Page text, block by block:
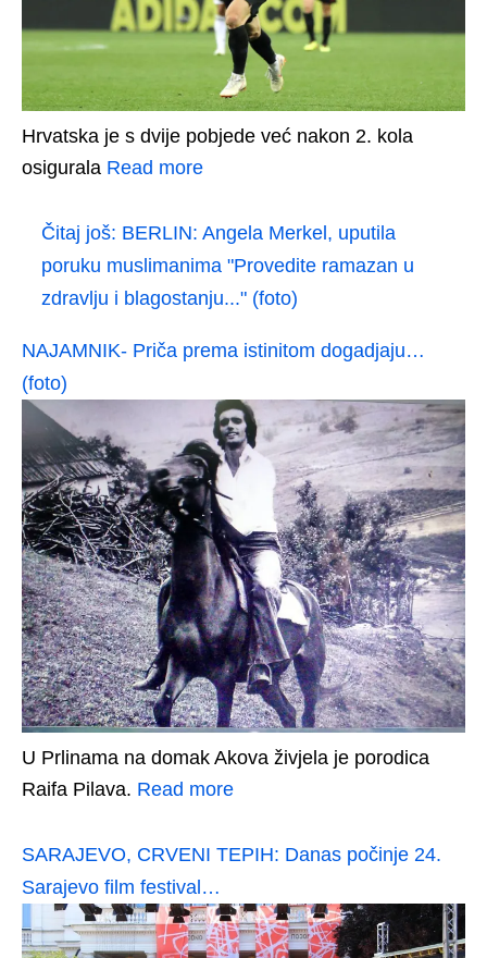
Hrvatska je s dvije pobjede već nakon 2. kola
osigurala Read more
Čitaj još: BERLIN: Angela Merkel, uputila
poruku muslimanima "Provedite ramazan u
zdravlju i blagostanju..." (foto)
NAJAMNIK- Priča prema istinitom dogadjaju…
(foto)
U Prlinama na domak Akova živjela je porodica
Raifa Pilava. Read more
SARAJEVO, CRVENI TEPIH: Danas počinje 24.
Sarajevo film festival…